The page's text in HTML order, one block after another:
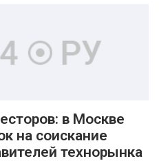
в Москве
на соискание
технорынка